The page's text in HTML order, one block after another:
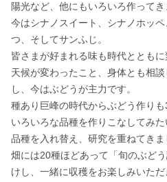
陽光など、他にもいろいろ作ってき
今はシナノスイート、シナノホッ
つ、そしてサンふじ。
皆さまが好まれる味も時代とともに
天候が変わったこと、身体とも相
し、今はぶどうが主力です。
種あり巨峰の時代からぶどう作りも
いろいろな品種を作りこなしてみた
品種を入れ替え、研究を重ねてきま
畑には20種ほどあって「旬のぶど
けし、一緒に収穫をお楽しみいただ